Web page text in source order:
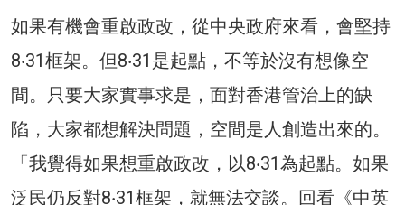
如果有機會重啟政改，從中央政府來看，會堅持
8‧31框架。但8‧31是起點，不等於沒有想像空
間。只要大家實事求是，面對香港管治上的缺
陷，大家都想解決問題，空間是人創造出來的。
「我覺得如果想重啟政改，以8‧31為起點。如果
泛民仍反對8‧31框架，就無法交談。回看《中英